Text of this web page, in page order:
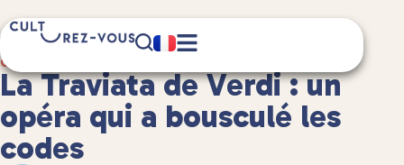
Culture
7 minute(s) de lecture
La Traviata de Verdi : un
opéra qui a bousculé les
codes